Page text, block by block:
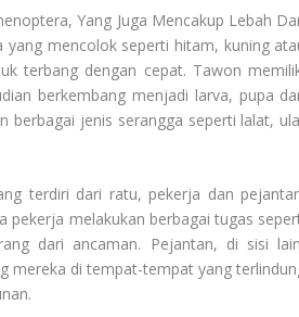
Yang Juga Mencakup Lebah
mencolok seperti hitam, kuning
terbang dengan cepat. Tawon
berkembang menjadi larva, pupa
berbagai jenis serangga seperti lalat,
terdiri dari ratu, pekerja dan
melakukan berbagai tugas
dari ancaman. Pejantan, di sisi
mereka di tempat-tempat yang